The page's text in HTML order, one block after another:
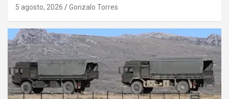
5 agosto, 2026 Gonzalo Torres